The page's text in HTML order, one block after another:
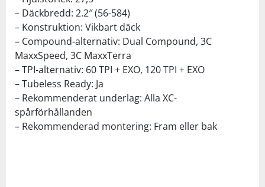
– Däckbredd: 2.2″ (56-584)
– Konstruktion: Vikbart däck
– Compound-alternativ: Dual Compound, 3C
MaxxSpeed, 3C MaxxTerra
– TPI-alternativ: 60 TPI + EXO, 120 TPI + EXO
– Tubeless Ready: Ja
– Rekommenderat underlag: Alla XC-
spårförhållanden
– Rekommenderad montering: Fram eller bak